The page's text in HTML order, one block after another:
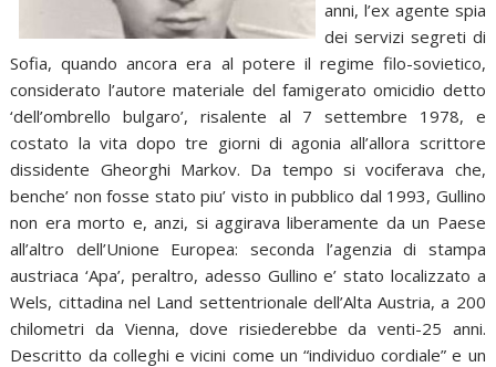
anni, l’ex agente spia
dei servizi segreti di
Sofia, quando ancora era al potere il regime filo-sovietico,
considerato l’autore materiale del famigerato omicidio detto
‘dell’ombrello bulgaro’, risalente al 7 settembre 1978, e
costato la vita dopo tre giorni di agonia all’allora scrittore
dissidente Gheorghi Markov. Da tempo si vociferava che,
benche’ non fosse stato piu’ visto in pubblico dal 1993, Gullino
non era morto e, anzi, si aggirava liberamente da un Paese
all’altro dell’Unione Europea: seconda l’agenzia di stampa
austriaca ‘Apa’, peraltro, adesso Gullino e’ stato localizzato a
Wels, cittadina nel Land settentrionale dell’Alta Austria, a 200
chilometri da Vienna, dove risiederebbe da venti-25 anni.
Descritto da colleghi e vicini come un “individuo cordiale” e un